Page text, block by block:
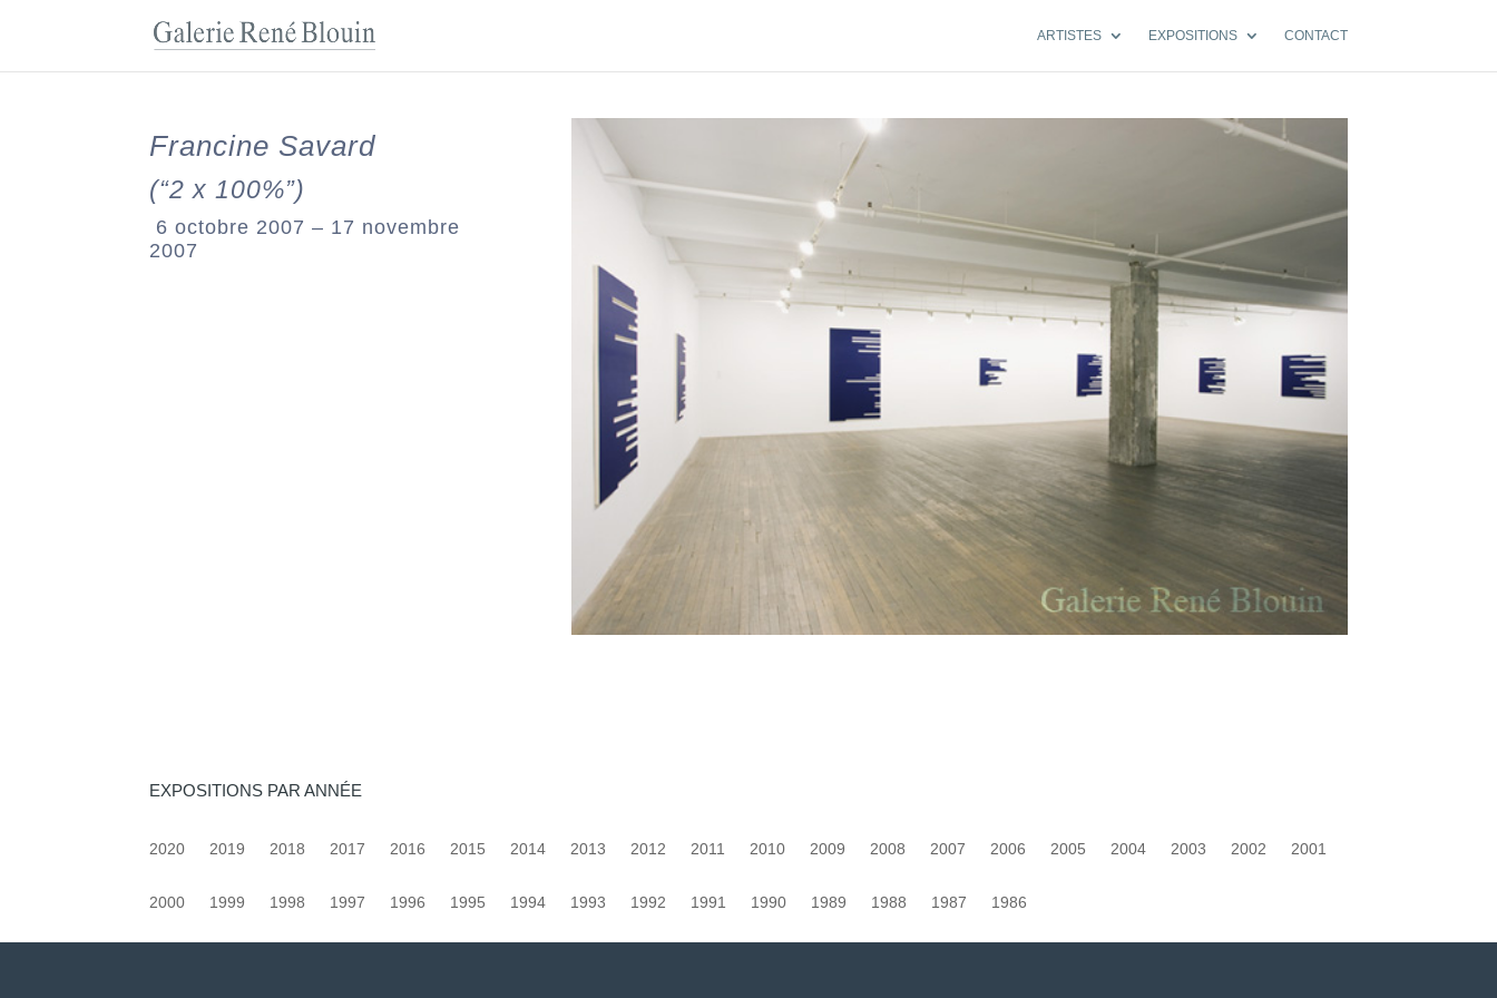
ARTISTES EXPOSITIONS CONTACT
Francine Savard
(“2 x 100%”)
6 octobre 2007 – 17 novembre
2007
EXPOSITIONS PAR ANNÉE
2020 2019 2018 2017 2016 2015 2014 2013 2012 2011 2010 2009 2008 2007 2006 2005 2004 2003 2002 2001
2000 1999 1998 1997 1996 1995 1994 1993 1992 1991 1990 1989 1988 1987 1986